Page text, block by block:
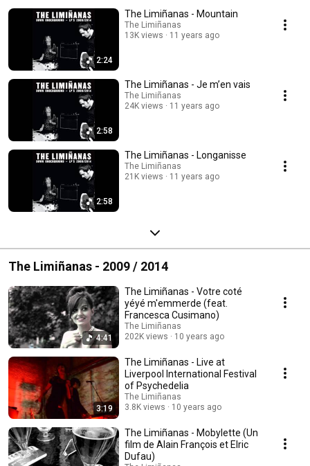
2:24
The Limiñanas - Mountain
The Limiñanas
13K views
11 years ago
2:58
The Limiñanas - Je m’en vais
The Limiñanas
24K views
11 years ago
2:58
The Limiñanas - Longanisse
The Limiñanas
21K views
11 years ago
The Limiñanas - 2009 / 2014
4:41
The Limiñanas - Votre coté
yéyé m'emmerde (feat.
Francesca Cusimano)
The Limiñanas
202K views
10 years ago
3:19
The Limiñanas - Live at
Liverpool International Festival
of Psychedelia
The Limiñanas
3.8K views
10 years ago
The Limiñanas - Mobylette (Un
film de Alain François et Elric
Dufau)